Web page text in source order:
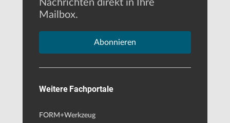
Nachrichten direkt in Ihre
Mailbox.
Abonnieren
Weitere Fachportale
FORM+Werkzeug